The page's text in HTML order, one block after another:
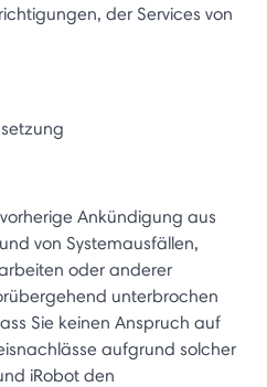
der Services von
Ankündigung aus
von Systemausfällen,
oder anderer
unterbrochen
Sie keinen Anspruch auf
aufgrund solcher
iRobot den